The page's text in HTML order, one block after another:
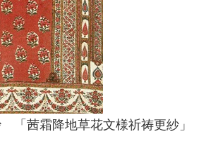
茜霜降地草花文様祈祷更紗」